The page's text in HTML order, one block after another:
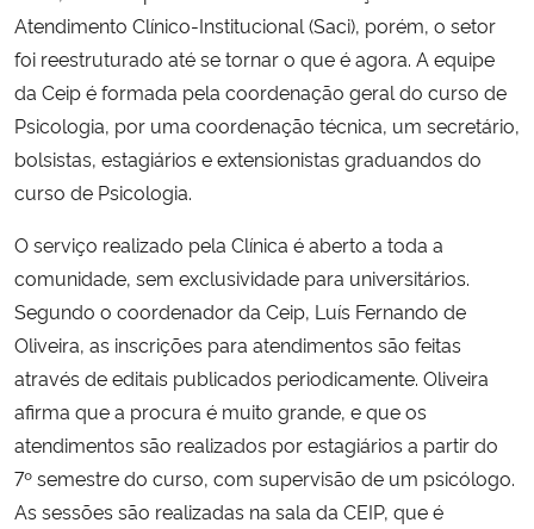
Atendimento Clínico-Institucional (Saci), porém, o setor
foi reestruturado até se tornar o que é agora. A equipe
da Ceip é formada pela coordenação geral do curso de
Psicologia, por uma coordenação técnica, um secretário,
bolsistas, estagiários e extensionistas graduandos do
curso de Psicologia.
O serviço realizado pela Clínica é aberto a toda a
comunidade, sem exclusividade para universitários.
Segundo o coordenador da Ceip, Luís Fernando de
Oliveira, as inscrições para atendimentos são feitas
através de editais publicados periodicamente. Oliveira
afirma que a procura é muito grande, e que os
atendimentos são realizados por estagiários a partir do
7º semestre do curso, com supervisão de um psicólogo.
As sessões são realizadas na sala da CEIP, que é